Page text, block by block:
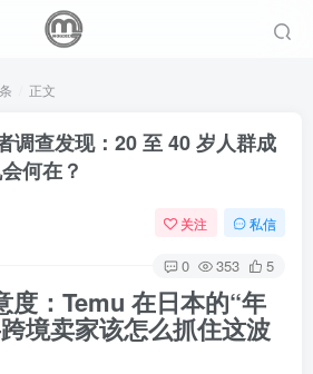
正文
调查发现：20 至 40 岁人群成
何在？
关注 私信
0 353 5
度：Temu 在日本的“年
境卖家该怎么抓住这波